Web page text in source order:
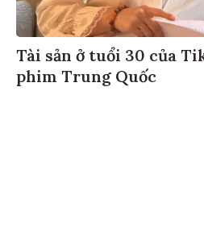
Tài sản ở tuổi 30 của
phim Trung Quốc